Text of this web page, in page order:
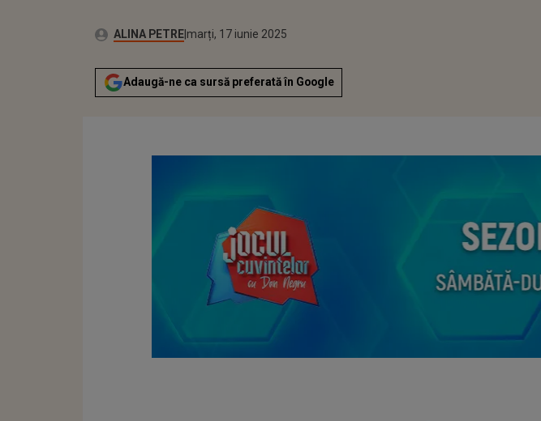
Autor:ALINA PETREPublicat:
luni, 22 ianuarie 2024
Actualizat:
marți, 17 iunie 2025
Adaugă-ne ca sursă preferată în Google